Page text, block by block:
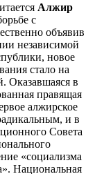
Алжир
с
объявив
независимой
новое
стало на
Оказавшаяся в
правящая
алжирское
и в
Совета
«социализма
Национальная